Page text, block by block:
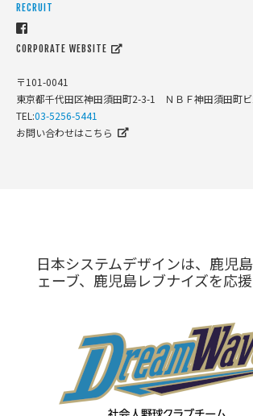
RECRUIT
CORPORATE WEBSITE
〒101-0041
東京都千代田区神田須田町2-3-1 ＮＢＦ神田須田町
TEL:03-5256-5441
お問い合わせはこちら
日本システムデザインは、鹿児
ェーブ、鹿児島レブナイズを応